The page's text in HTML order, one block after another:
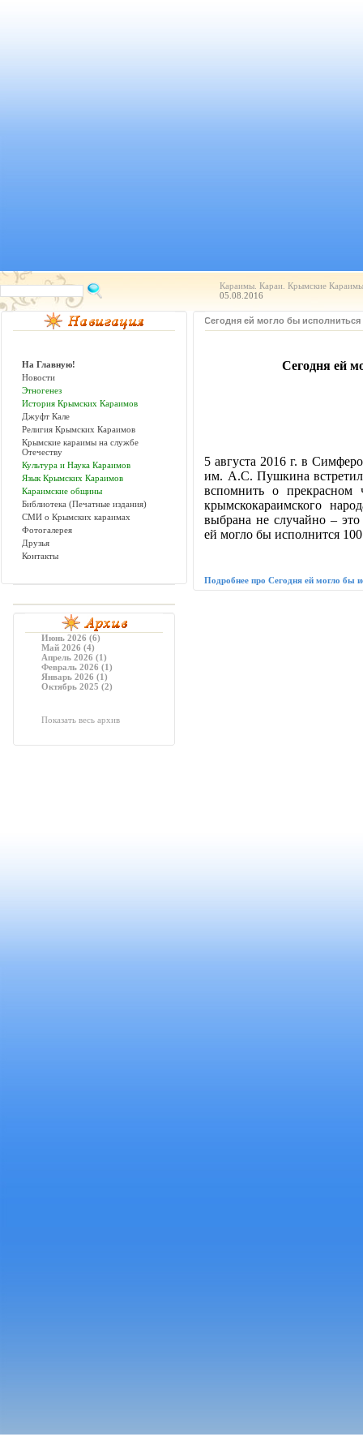
Караимы. Караи. Крымские
05.08.2016
На Главную!
Новости
Этногенез
История Крымских Караимов
Джуфт Кале
Религия Крымских Караимов
Крымские караимы на службе
Отечеству
Культура и Наука Караимов
Язык Крымских Караимов
Караимские общины
Библиотека (Печатные издания)
СМИ о Крымских караимах
Фотогалерея
Друзья
Контакты
Июнь 2026 (6)
Май 2026 (4)
Апрель 2026 (1)
Февраль 2026 (1)
Январь 2026 (1)
Октябрь 2025 (2)
Показать весь архив
Сегодня ей могло бы
Сегодня ей
5 августа 2016 г. в
им. А.С. Пушкина
вспомнить о прекрасном
крымскокараимского
выбрана не случайно –
ей могло бы исполнится
Подробнее про Сегодня ей могло бы